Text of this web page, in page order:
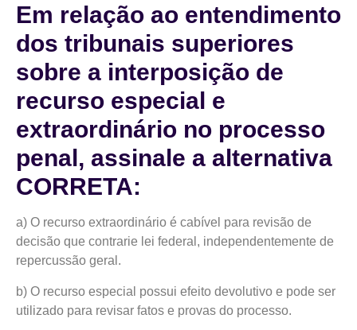
Em relação ao entendimento
dos tribunais superiores
sobre a interposição de
recurso especial e
extraordinário no processo
penal, assinale a alternativa
CORRETA:
a) O recurso extraordinário é cabível para revisão de
decisão que contrarie lei federal, independentemente de
repercussão geral.
b) O recurso especial possui efeito devolutivo e pode ser
utilizado para revisar fatos e provas do processo.